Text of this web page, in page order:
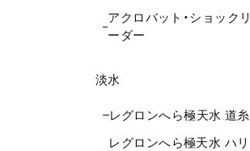
アクロバット・ショックリ
ーダー
淡水
レグロンへら極天水 道糸
レグロンへら極天水 ハリ